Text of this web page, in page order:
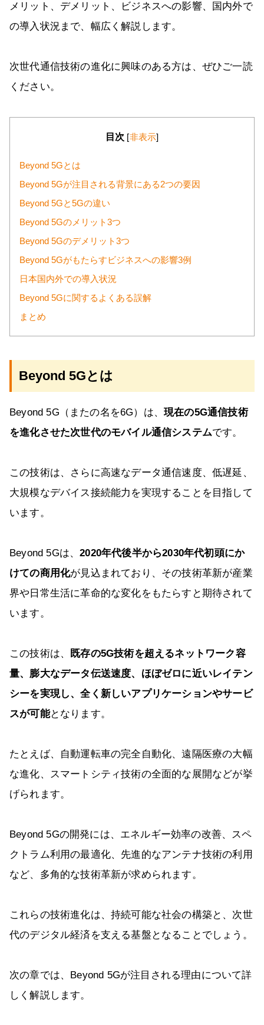
メリット、デメリット、ビジネスへの影響、国内外で
の導入状況まで、幅広く解説します。
次世代通信技術の進化に興味のある方は、ぜひご一読
ください。
目次 [非表示]
Beyond 5Gとは
Beyond 5Gが注目される背景にある2つの要因
Beyond 5Gと5Gの違い
Beyond 5Gのメリット3つ
Beyond 5Gのデメリット3つ
Beyond 5Gがもたらすビジネスへの影響3例
日本国内外での導入状況
Beyond 5Gに関するよくある誤解
まとめ
Beyond 5Gとは
Beyond 5G（またの名を6G）は、 現在の5G通信技術
を進化させた次世代のモバイル通信システムです。
この技術は、さらに高速なデータ通信速度、低遅延、
大規模なデバイス接続能力を実現することを目指して
います。
Beyond 5Gは、2020年代後半から2030年代初頭にか
けての商用化が見込まれており、その技術革新が産業
界や日常生活に革命的な変化をもたらすと期待されて
います。
この技術は、 既存の5G技術を超えるネットワーク容
量、膨大なデータ伝送速度、ほぼゼロに近いレイテン
シーを実現し、全く新しいアプリケーションやサービ
スが可能となります。
たとえば、自動運転車の完全自動化、遠隔医療の大幅
な進化、スマートシティ技術の全面的な展開などが挙
げられます。
Beyond 5Gの開発には、エネルギー効率の改善、スペ
クトラム利用の最適化、先進的なアンテナ技術の利用
など、多角的な技術革新が求められます。
これらの技術進化は、持続可能な社会の構築と、次世
代のデジタル経済を支える基盤となることでしょう。
次の章では、Beyond 5Gが注目される理由について詳
しく解説します。